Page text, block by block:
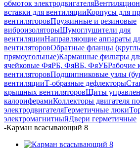
обмоток электродвигателя
вставки для вентиляцииКорпусы для
вентиляторовПружинные и резиновые
виброизоляторыШумоглушители для
вентиляцииНаправляющие аппараты
вентиляторовОбратные фланцы
прямоугольные)Карманные фильтры
ячейковые ФяРБ, ФяВБ, ФяУБРабочие
вентиляторовПодшипниковые узлы
вентиляцииТ-образные дефлекторы
крышных вентиляторовЩиты
калориферамиКоллекторы двигателя
электродвигателяГерметичные люки
электромагнитныйДвери герметичные
-Карман всасывающий 8